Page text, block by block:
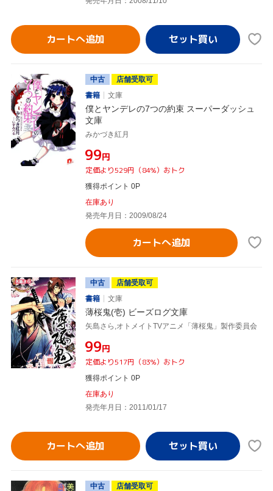
カートへ追加
中古
店舗受取可
書籍
文庫
僕とヤンデレの7つの約束 スーパーダッシュ
文庫
みかづき紅月
¥99円
定価より529円（84%）おトク
獲得ポイント 0P
在庫あり
発売年月日：2009/08/24
カートへ追加
中古
店舗受取可
書籍
文庫
薄桜鬼(壱) ビーズログ文庫
矢島さら,オトメイトTVアニメ「薄桜鬼」製作委員会
¥99円
定価より517円（83%）おトク
獲得ポイント 0P
在庫あり
発売年月日：2011/01/17
カートへ追加
中古
店舗受取可